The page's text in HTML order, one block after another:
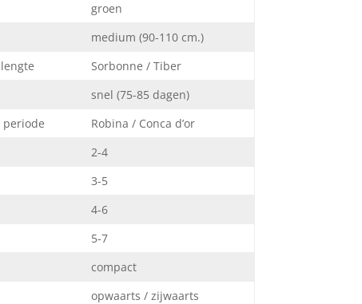
groen
medium (90-110 cm.)
Sorbonne / Tiber
snel (75-85 dagen)
Robina / Conca d’or
2-4
3-5
4-6
5-7
compact
opwaarts / zijwaarts